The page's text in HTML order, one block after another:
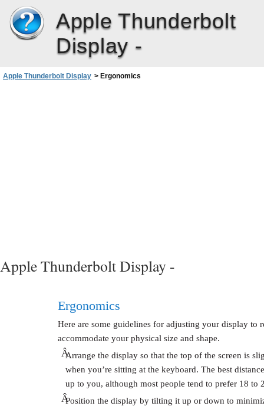
Apple Thunderbolt
Display -
Apple Thunderbolt Display > Ergonomics
Apple Thunderbolt Display -
Ergonomics
Here are some guidelines for adjusting your display to
accommodate your physical size and shape.
ÂArrange the display so that the top of the screen is
when you’re sitting at the keyboard. The best
up to you, although most people tend to prefer 18 to
ÂPosition the display by tilting it up or down to